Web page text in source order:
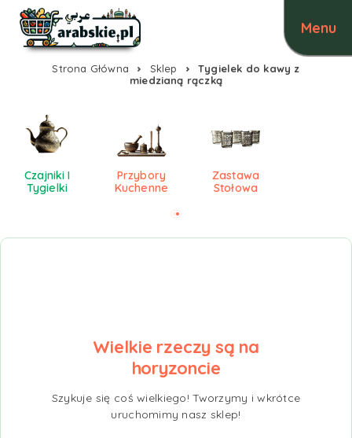
Strona Główna Sklep
Tygielek do kawy z
miedzianą rączką
Czajniki I
Tygielki
Przybory
Kuchenne
Zastawa
Stołowa
Wielkie rzeczy są na
horyzoncie
Szykuje się coś wielkiego! Tworzymy i wkrótce
uruchomimy nasz sklep!